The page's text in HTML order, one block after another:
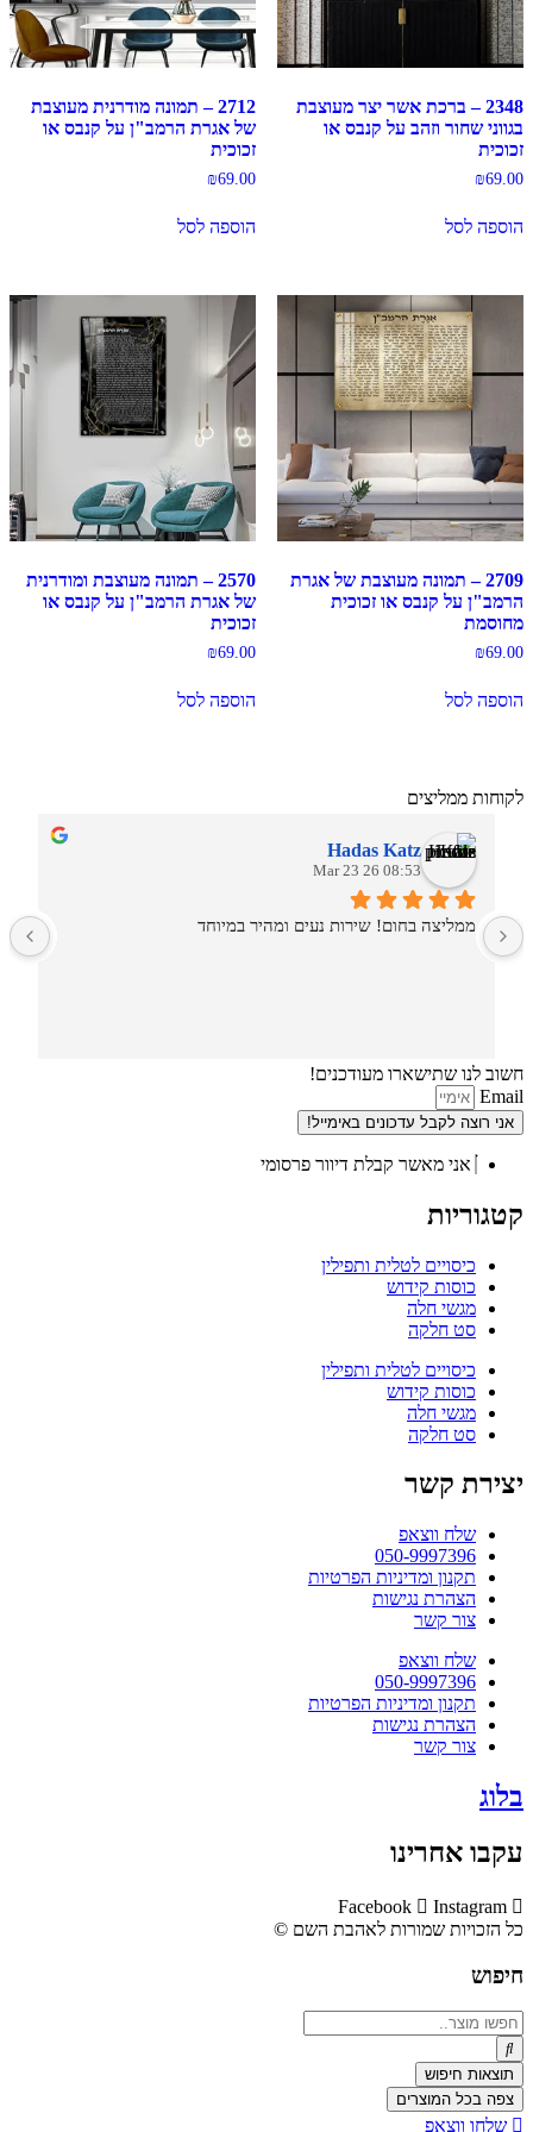
2348 – ברכת אשר יצר מעוצבת
בגווני שחור וזהב על קנבס או
זכוכית
₪69.00
הוספה לסל
2712 – תמונה מודרנית מעוצבת
של אגרת הרמב"ן על קנבס או
זכוכית
₪69.00
הוספה לסל
2709 – תמונה מעוצבת של אגרת
הרמב"ן על קנבס או זכוכית
מחוסמת
₪69.00
הוספה לסל
2570 – תמונה מעוצבת ומודרנית
של אגרת הרמב"ן על קנבס או
זכוכית
₪69.00
הוספה לסל
לקוחות ממליצים
Hadas Katz
08:53 26 Mar 23
ממליצה בחום! שירות נעים ומהיר במיוחד
חשוב לנו שתישארו מעודכנים!
Email
אני רוצה לקבל עדכונים באימייל!
אני מאשר קבלת דיוור פרסומי
קטגוריות
כיסויים לטלית ותפילין
כוסות קידוש
מגשי חלה
סט חלקה
כיסויים לטלית ותפילין
כוסות קידוש
מגשי חלה
סט חלקה
יצירת קשר
שלח ווצאפ
050-9997396
תקנון ומדיניות הפרטיות
הצהרת נגישות
צור קשר
שלח ווצאפ
050-9997396
תקנון ומדיניות הפרטיות
הצהרת נגישות
צור קשר
בלוג
עקבו אחרינו
Facebook
Instagram
כל הזכויות שמורות לאהבת השם ©​
חיפוש
Search
...
תוצאות חיפוש
צפה בכל המוצרים
שלחו ווצאפ